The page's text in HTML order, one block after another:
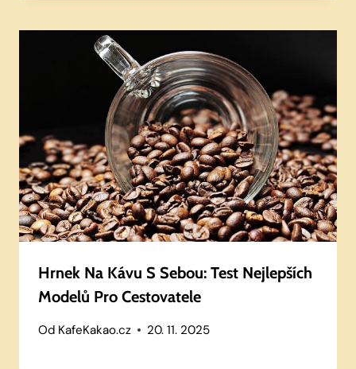
Hrnek Na Kávu S Sebou: Test Nejlepších
Modelů Pro Cestovatele
Od KafeKakao.cz 20. 11. 2025